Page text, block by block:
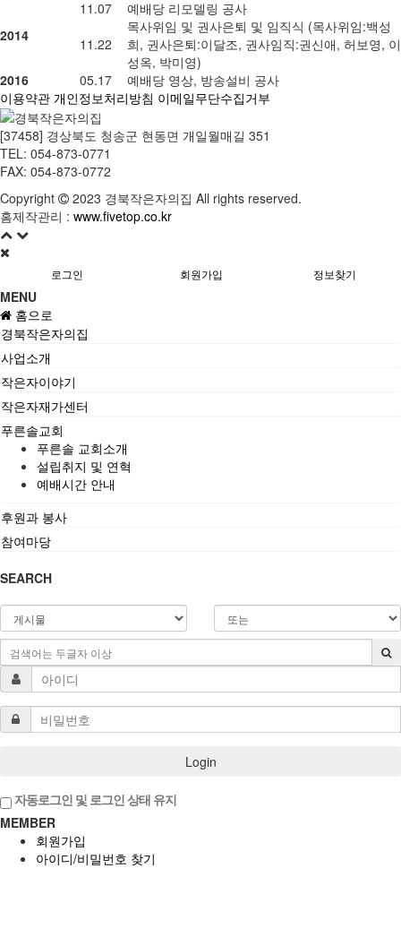
2014
11.07
예배당 리모델링 공사
11.22
목사위임 및 권사은퇴 및 임직식 (목사위임:백성
희, 권사은퇴:이달조, 권사임직:권신애, 허보영, 이
성옥, 박미영)
2016
05.17
예배당 영상, 방송설비 공사
이용약관 개인정보처리방침 이메일무단수집거부
[37458] 경상북도 청송군 현동면 개일월매길 351
TEL: 054-873-0771
FAX: 054-873-0772
Copyright
2023 경북작은자의집 All rights reserved.
홈제작관리 : www.fivetop.co.kr
로그인 회원가입 정보찾기
MENU
홈으로
경북작은자의집
사업소개
작은자이야기
작은자재가센터
푸른솔교회
푸른솔 교회소개
설립취지 및 연혁
예배시간 안내
후원과 봉사
참여마당
SEARCH
Login
자동로그인 및 로그인 상태 유지
MEMBER
회원가입
아이디/비밀번호 찾기